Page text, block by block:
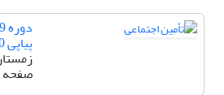
پیاپی 70
زمستان
صفحه